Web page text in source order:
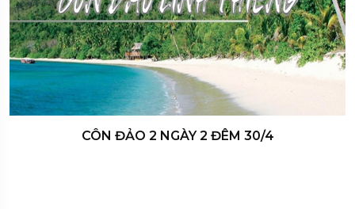
CÔN ĐẢO 2 NGÀY 2 ĐÊM 30/4